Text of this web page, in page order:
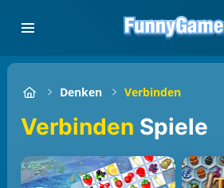
Denken Verbinden
Verbinden Spiele